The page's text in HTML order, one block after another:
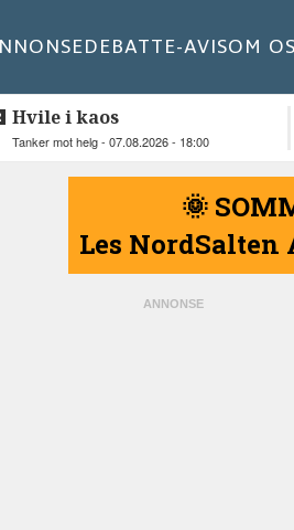
DEBATTE-AVISOM
Hvile i kaos
Tanker mot helg - 07.08.2026 - 18:00
🌞
Les